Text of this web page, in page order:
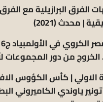
الفرق البرازيلية مع
| محدث (2021)
الاولي | كأس الكؤوس
| تونير ياوندي الكاميروني